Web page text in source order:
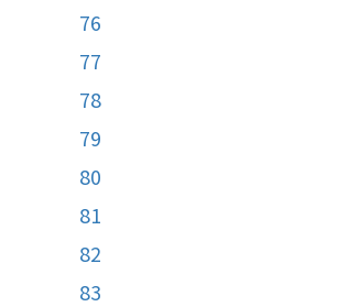
76
77
78
79
80
81
82
83